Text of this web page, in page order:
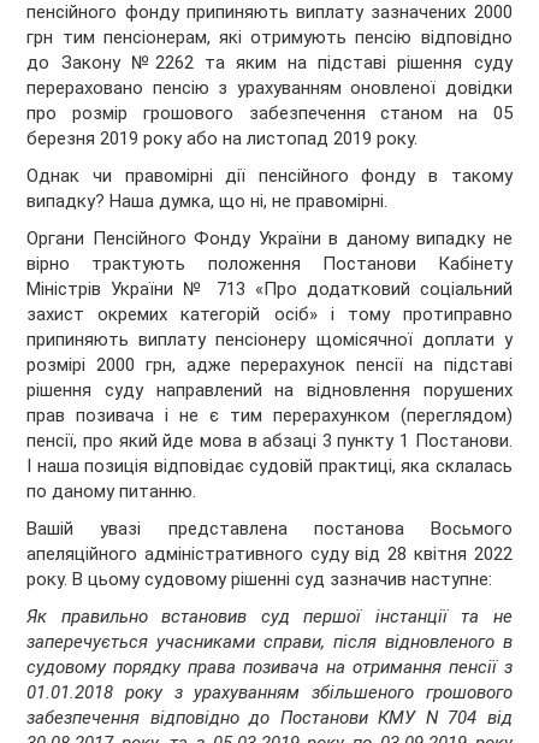
пенсійного фонду припиняють виплату зазначених 2000
грн тим пенсіонерам, які отримують пенсію відповідно
до Закону №2262 та яким на підставі рішення суду
перераховано пенсію з урахуванням оновленої довідки
про розмір грошового забезпечення станом на 05
березня 2019 року або на листопад 2019 року.
Однак чи правомірні дії пенсійного фонду в такому
випадку? Наша думка, що ні, не правомірні.
Органи Пенсійного Фонду України в даному випадку не
вірно трактують положення Постанови Кабінету
Міністрів України № 713 «Про додатковий соціальний
захист окремих категорій осіб» і тому протиправно
припиняють виплату пенсіонеру щомісячної доплати у
розмірі 2000 грн, адже перерахунок пенсії на підставі
рішення суду направлений на відновлення порушених
прав позивача і не є тим перерахунком (переглядом)
пенсії, про який йде мова в абзаці 3 пункту 1 Постанови.
І наша позиція відповідає судовій практиці, яка склалась
по даному питанню.
Вашій увазі представлена постанова Восьмого
апеляційного адміністративного суду від 28 квітня 2022
року. В цьому судовому рішенні суд зазначив наступне:
Як правильно встановив суд першої інстанції та не
заперечується учасниками справи, після відновленого в
судовому порядку права позивача на отримання пенсії з
01.01.2018 року з урахуванням збільшеного грошового
забезпечення відповідно до Постанови КМУ N 704 від